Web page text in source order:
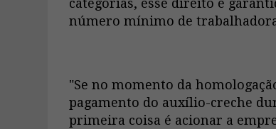
categorias, esse direito é
número mínimo de
"Se no momento da
pagamento do auxílio-creche
primeira coisa é acionar a